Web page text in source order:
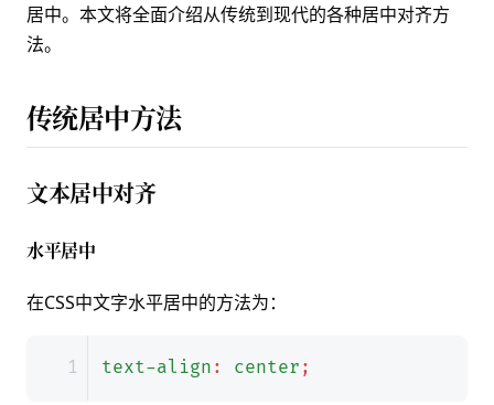
居中。本文将全面介绍从传统到现代的各种居中对齐方
法。
传统居中方法
文本居中对齐
水平居中
在CSS中文字水平居中的方法为：
text-align : center ;